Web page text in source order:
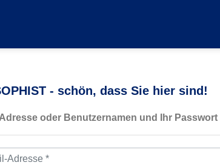
- schön, dass Sie hier sind!
oder Benutzernamen und Ihr